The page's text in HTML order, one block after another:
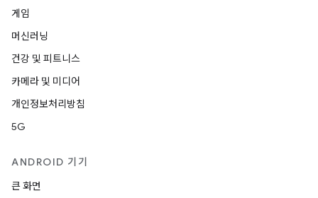
게임
머신러닝
건강 및 피트니스
카메라 및 미디어
개인정보처리방침
5G
ANDROID 기기
큰 화면